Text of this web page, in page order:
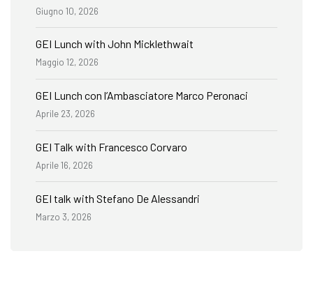
Giugno 10, 2026
GEI Lunch with John Micklethwait
Maggio 12, 2026
GEI Lunch con l’Ambasciatore Marco Peronaci
Aprile 23, 2026
GEI Talk with Francesco Corvaro
Aprile 16, 2026
GEI talk with Stefano De Alessandri
Marzo 3, 2026